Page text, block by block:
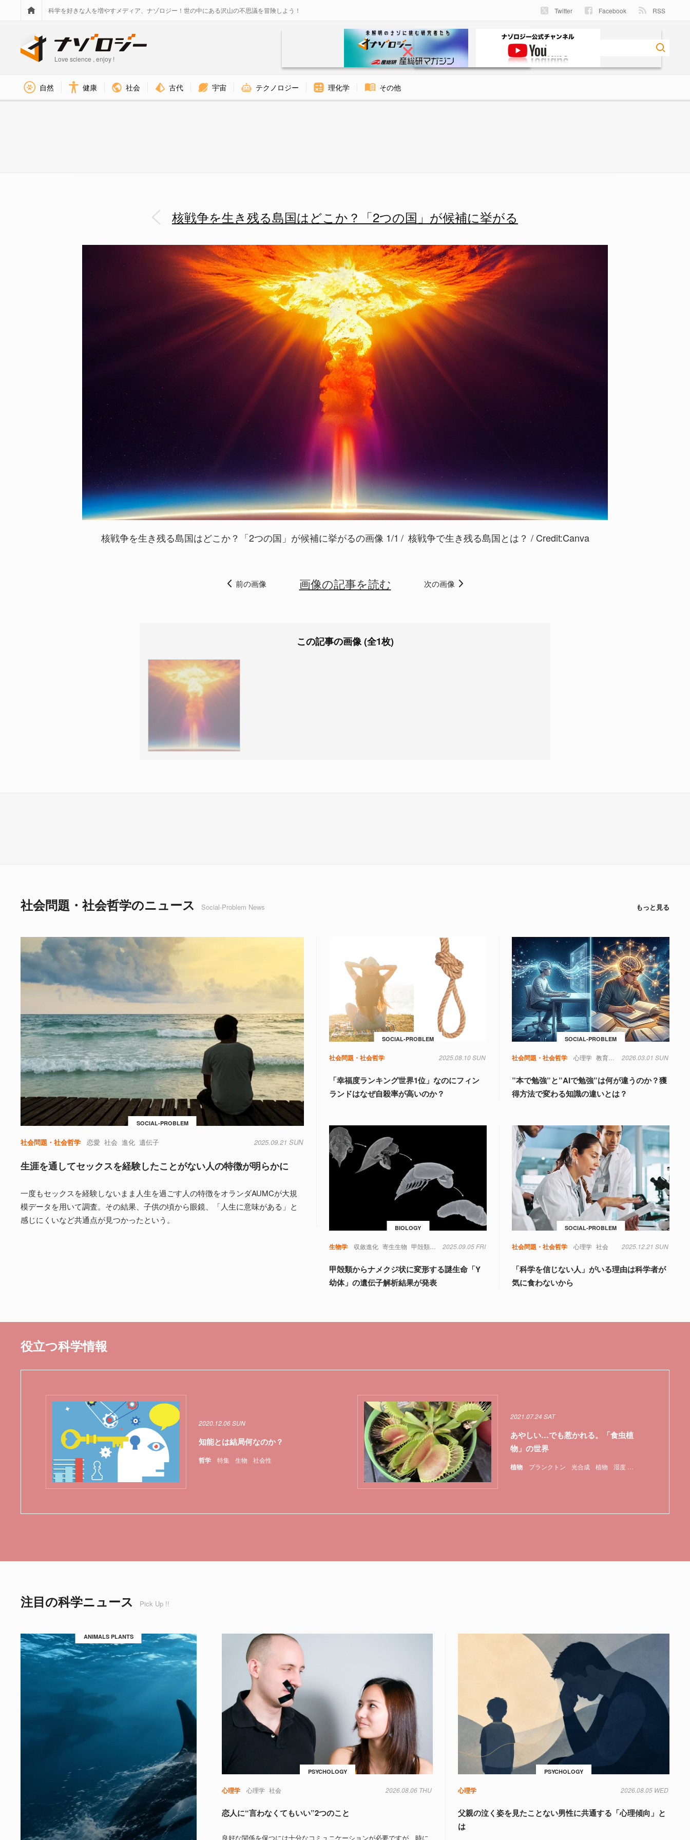
科学を好きな人を増やすメディア、ナゾロジー！世の中にある沢山の不思議を冒険しよう！ Twitter Facebook RSS
Love science , enjoy !
自然 健康 社会 古代 宇宙 テクノロジー 理化学 その他
核戦争を生き残る島国はどこか？「2つの国」が候補に挙がる
核戦争を生き残る島国はどこか？「2つの国」が候補に挙がるの画像 1/1 核戦争で生き残る島国とは？ / Credit:Canva
前の画像 画像の記事を読む 次の画像
この記事の画像 (全1枚)
社会問題・社会哲学のニュース Social-Problem News もっと見る
SOCIAL-PROBLEM
社会問題・社会哲学 恋愛 社会 進化 遺伝子 2025.09.21 SUN
生涯を通してセックスを経験したことがない人の特徴が明らかに
一度もセックスを経験しないまま人生を過ごす人の特徴をオランダAUMCが大規
模データを用いて調査。その結果、子供の頃から眼鏡、「人生に意味がある」と
感じにくいなど共通点が見つかったという。
SOCIAL-PROBLEM
社会問題・社会哲学 2025.08.10 SUN
「幸福度ランキング世界1位」なのにフィン
ランドはなぜ自殺率が高いのか？
SOCIAL-PROBLEM
社会問題・社会哲学 心理学 教育 認知
2026.03.01 SUN
”本で勉強”と”AIで勉強”は何が違うのか？獲
得方法で変わる知識の違いとは？
BIOLOGY
生物学 収斂進化 寄生生物 甲殻類 進化 遺伝子
2025.09.05 FRI
甲殻類からナメクジ状に変形する謎生命「Y
幼体」の遺伝子解析結果が発表
SOCIAL-PROBLEM
社会問題・社会哲学 心理学 社会 2025.12.21 SUN
「科学を信じない人」がいる理由は科学者が
気に食わないから
役立つ科学情報
哲学 特集 生物 社会性
2020.12.06 SUN
知能とは結局何なのか？
植物 プランクトン 光合成 植物 湿度
2021.07.24 SAT
あやしい…でも惹かれる。「食虫植
物」の世界
注目の科学ニュース Pick Up !!
ANIMALS PLANTS
PSYCHOLOGY
心理学 心理学 社会 2026.08.06 THU
恋人に“言わなくてもいい”2つのこと
良好な関係を保つには十分なコミュニケーションが必要ですが、時に
PSYCHOLOGY
心理学 2026.08.05 WED
父親の泣く姿を見たことない男性に共通する「心理傾向」と
は